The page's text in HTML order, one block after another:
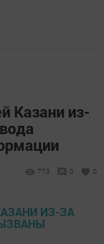
Казани из-
773 0 0